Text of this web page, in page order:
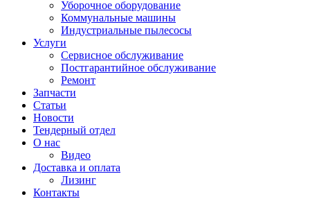
Уборочное оборудование
Коммунальные машины
Индустриальные пылесосы
Услуги
Сервисное обслуживание
Постгарантийное обслуживание
Ремонт
Запчасти
Статьи
Новости
Тендерный отдел
О нас
Видео
Доставка и оплата
Лизинг
Контакты